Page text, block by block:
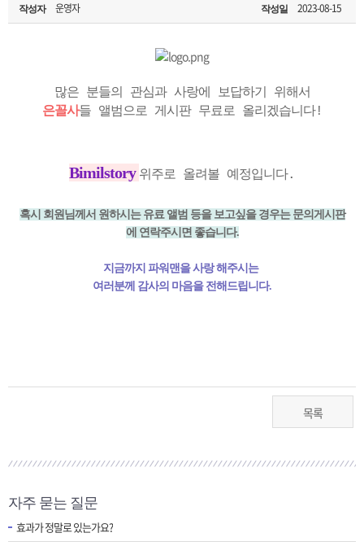
노
객
마
지
회
입금확인이 안되는 상황을 대비해 꼭 입금후 고객센터 연락바랍니다.
[2026구정 연휴]설 연휴 배송 및 휴무 안내
작성자 운영자 작성일 2023-08-15
많은 분들의 관심과 사랑에 보답하기 위해서
은꼴사들 앨범으로 게시판 무료로 올리겠습니다!
Bimilstory 위주로 올려볼 예정입니다.
혹시 회원님께서 원하시는 유료 앨범 등을 보고싶을 경우는 문의게시판
에 연락주시면 좋습니다.
지금까지 파워맨을 사랑 해주시는
여러분께 감사의 마음을 전해드립니다.
목록
자주 묻는 질문
효과가 정말로 있는가요?